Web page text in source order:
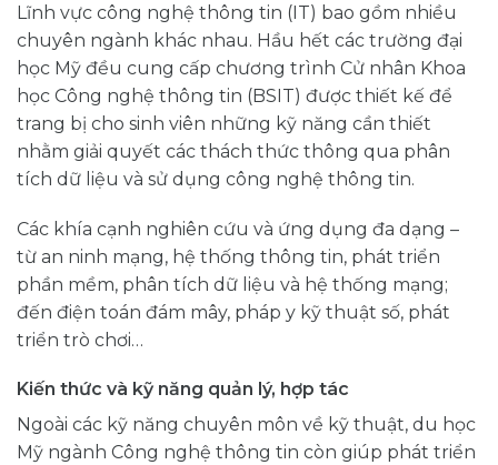
Lĩnh vực công nghệ thông tin (IT) bao gồm nhiều
chuyên ngành khác nhau. Hầu hết các trường đại
học Mỹ đều cung cấp chương trình Cử nhân Khoa
học Công nghệ thông tin (BSIT) được thiết kế để
trang bị cho sinh viên những kỹ năng cần thiết
nhằm giải quyết các thách thức thông qua phân
tích dữ liệu và sử dụng công nghệ thông tin.
Các khía cạnh nghiên cứu và ứng dụng đa dạng –
từ an ninh mạng, hệ thống thông tin, phát triển
phần mềm, phân tích dữ liệu và hệ thống mạng;
đến điện toán đám mây, pháp y kỹ thuật số, phát
triển trò chơi…
Kiến thức và kỹ năng quản lý, hợp tác
Ngoài các kỹ năng chuyên môn về kỹ thuật, du học
Mỹ ngành Công nghệ thông tin còn giúp phát triển